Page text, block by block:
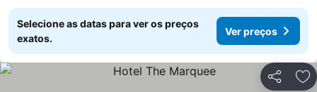
Selecione as datas para ver os preços
exatos.
Ver preços
Partilhar